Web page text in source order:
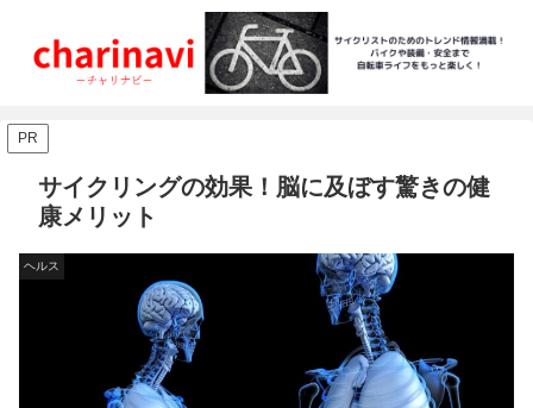
PR
サイクリングの効果！脳に及ぼす驚きの健
康メリット
ヘルス